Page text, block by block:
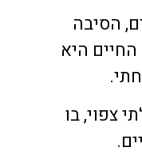
הסיבה
היא
צפוי, בו